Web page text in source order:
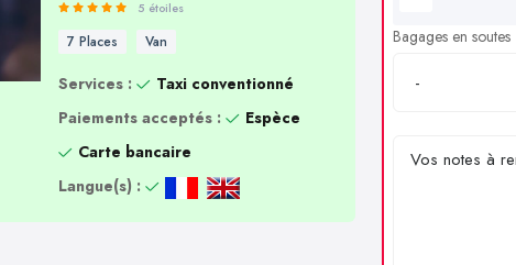
5 étoiles
7 Places Van
Services :
Taxi conventionné
Paiements acceptés :
Espèce
Carte bancaire
Langue(s) :
Bagages en soutes